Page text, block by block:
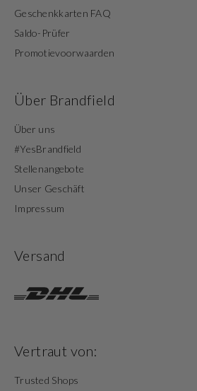
Geschenkkarten FAQ
Saldo-Prüfer
Promotievoorwaarden
Über Brandfield
Über uns
#YesBrandfield
Stellenangebote
Unser Geschäft
Impressum
Versand
Vertraut von:
Trusted Shops